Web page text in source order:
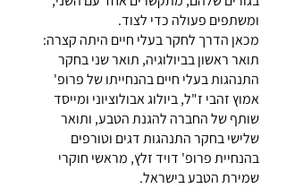
ומשתפים פעולה כדי לצוד.
מכאן הדרך לחקר בעלי חיים היתה קצרה:
תואר ראשון בביולוגיה, תואר שני בחקר
התנהגות בעלי חיים בהנחייתו של פרופ'
אמוץ זהבי ז"ל, ביולוג אבולוציוני ומייסד
שותף של החברה להגנת הטבע, ותואר
שלישי בחקר התנהגות דגים וטורפים
בהנחיית פרופ' דויד זלץ, מראשי חוקרי
שמירת הטבע בישראל.